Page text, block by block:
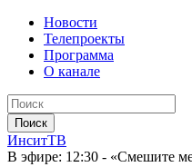
Новости
Телепроекты
Программа
О канале
ИнситТВ
В эфире: 12:30 - «Смешите